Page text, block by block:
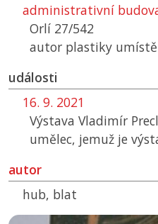
administrativní
Orlí 27/542
autor plastiky
události
16. 9. 2021
Výstava Vladimír
umělec, jemuž je
autor
hub, blat